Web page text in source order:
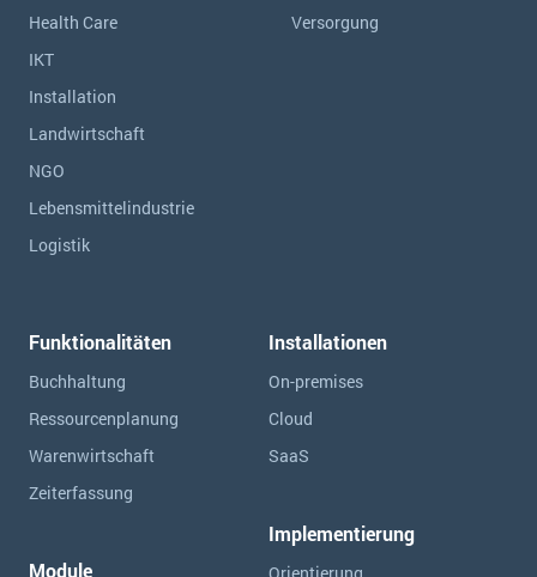
Health Care
IKT
Installation
Landwirtschaft
NGO
Lebensmittelindustrie
Logistik
Versorgung
Funktionalitäten
Buchhaltung
Ressourcen­planung
Warenwirtschaft
Zeiterfassung
Module
Installationen
On-premises
Cloud
SaaS
Implementierung